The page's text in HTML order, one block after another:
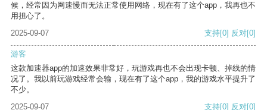
候，经常因为网速慢而无法正常使用网络，现在有了这个app，我再也不
用担心了。
2025-09-07
支持[0] 反对[0]
游客
这款加速器app的加速效果非常好，玩游戏再也不会出现卡顿、掉线的情
况了。我以前玩游戏经常会输，现在有了这个app，我的游戏水平提升了
不少。
2025-09-07
支持[0] 反对[0]